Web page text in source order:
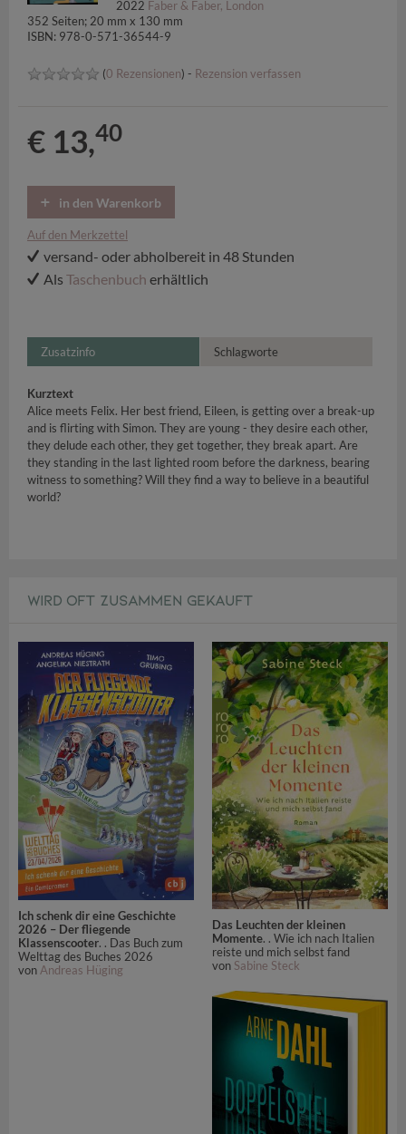
2022 Faber & Faber, London
352 Seiten; 20 mm x 130 mm
ISBN: 978-0-571-36544-9
(0 Rezensionen) - Rezension verfassen
€ 13,40
in den Warenkorb
Auf den Merkzettel
versand- oder abholbereit in 48 Stunden
Als Taschenbuch erhältlich
Zusatzinfo Schlagworte
Kurztext
Alice meets Felix. Her best friend, Eileen, is getting over a break-up
and is flirting with Simon. They are young - they desire each other,
they delude each other, they get together, they break apart. Are
they standing in the last lighted room before the darkness, bearing
witness to something? Will they find a way to believe in a beautiful
world?
WIRD OFT ZUSAMMEN GEKAUFT
Ich schenk dir eine Geschichte
2026 – Der fliegende
Klassenscooter. . Das Buch zum
Welttag des Buches 2026
von Andreas Hüging
Das Leuchten der kleinen
Momente. . Wie ich nach Italien
reiste und mich selbst fand
von Sabine Steck